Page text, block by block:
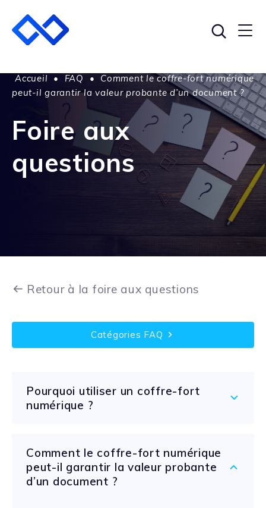
Accueil • FAQ •
Comment le coffre-fort numérique
peut-il garantir la valeur probante d’un document ?
Foire aux
questions
Retour à la foire aux questions
Catégories FAQ
Pourquoi utiliser un coffre-fort
numérique ?
Comment le coffre-fort numérique
peut-il garantir la valeur probante
d’un document ?